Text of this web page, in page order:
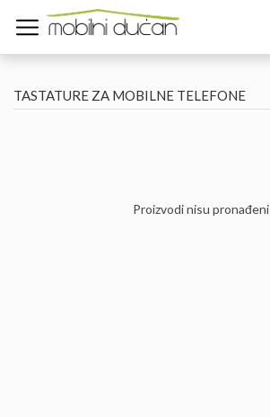
TASTATURE ZA MOBILNE TELEFONE
Proizvodi nisu pronađeni